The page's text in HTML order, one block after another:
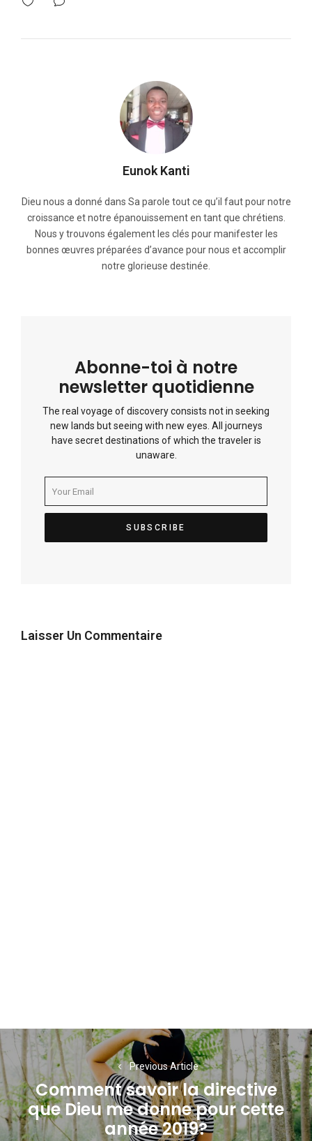
Eunok Kanti
Dieu nous a donné dans Sa parole tout ce qu’il faut pour notre
croissance et notre épanouissement en tant que chrétiens.
Nous y trouvons également les clés pour manifester les
bonnes œuvres préparées d’avance pour nous et accomplir
notre glorieuse destinée.
Abonne-toi à notre
newsletter quotidienne
The real voyage of discovery consists not in seeking
new lands but seeing with new eyes. All journeys
have secret destinations of which the traveler is
unaware.
Laisser Un Commentaire
Navigation
de
l’article
Previous Article
Previous
post:
Comment savoir la directive
que Dieu me donne pour cette
année 2019?